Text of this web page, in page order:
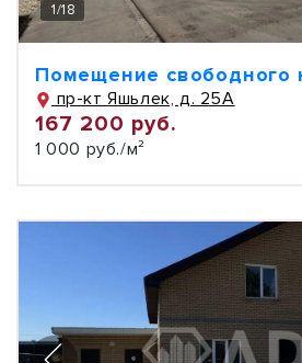
1/18
Помещение свободного
пр-кт Яшьлек, д. 25А
167 200 руб.
1 000 руб./м²